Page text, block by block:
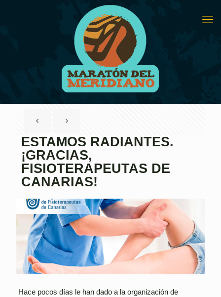
ESTAMOS RADIANTES.
¡GRACIAS,
FISIOTERAPEUTAS DE
CANARIAS!
Hace pocos días le han dado a la organización de